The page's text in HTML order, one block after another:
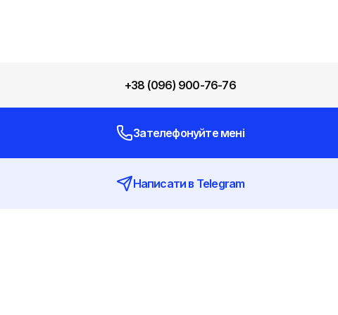
Global Auto Logistic — ми допоможемо підібрати
+38 (096) 900-76-76
Зателефонуйте мені
Написати в Telegram